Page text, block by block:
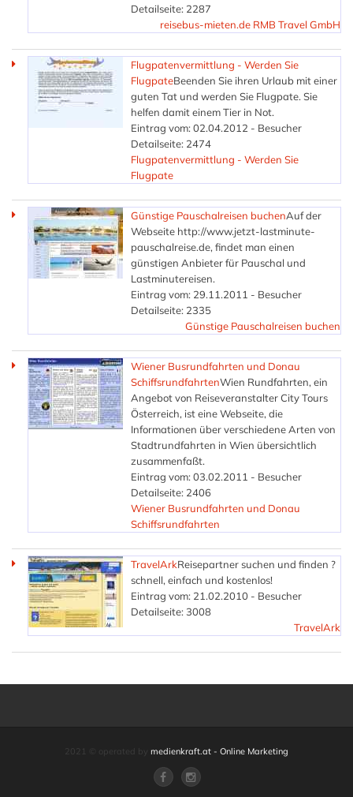
Detailseite: 2287
reisebus-mieten.de RMB Travel GmbH
Flugpatenvermittlung - Werden Sie
FlugpateBeenden Sie ihren Urlaub mit einer
guten Tat und werden Sie Flugpate. Sie
helfen damit einem Tier in Not.
Eintrag vom: 02.04.2012 - Besucher
Detailseite: 2474
Flugpatenvermittlung - Werden Sie
Flugpate
Günstige Pauschalreisen buchenAuf der
Webseite http://www.jetzt-lastminute-
pauschalreise.de, findet man einen
günstigen Anbieter für Pauschal und
Lastminutereisen.
Eintrag vom: 29.11.2011 - Besucher
Detailseite: 2335
Günstige Pauschalreisen buchen
Wiener Busrundfahrten und Donau
SchiffsrundfahrtenWien Rundfahrten, ein
Angebot von Reiseveranstalter City Tours
Österreich, ist eine Webseite, die
Informationen über verschiedene Arten von
Stadtrundfahrten in Wien übersichtlich
zusammenfaßt.
Eintrag vom: 03.02.2011 - Besucher
Detailseite: 2406
Wiener Busrundfahrten und Donau
Schiffsrundfahrten
TravelArkReisepartner suchen und finden ?
schnell, einfach und kostenlos!
Eintrag vom: 21.02.2010 - Besucher
Detailseite: 3008
TravelArk
2021 © operated by medienkraft.at - Online Marketing